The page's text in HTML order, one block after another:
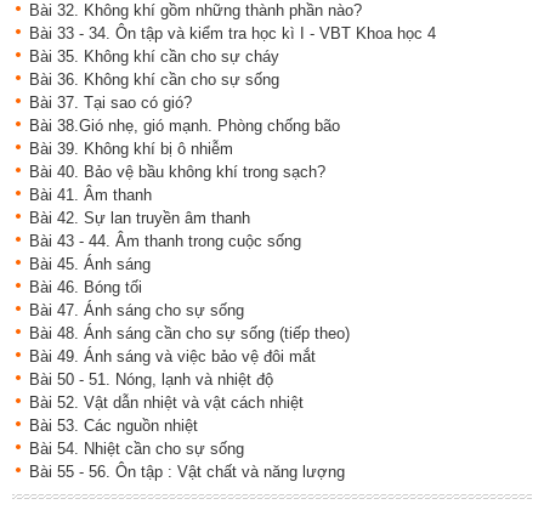
Bài 32. Không khí gồm những thành phần nào?
Bài 33 - 34. Ôn tập và kiểm tra học kì I - VBT Khoa học 4
Bài 35. Không khí cần cho sự cháy
Bài 36. Không khí cần cho sự sống
Bài 37. Tại sao có gió?
Bài 38.Gió nhẹ, gió mạnh. Phòng chống bão
Bài 39. Không khí bị ô nhiễm
Bài 40. Bảo vệ bầu không khí trong sạch?
Bài 41. Âm thanh
Bài 42. Sự lan truyền âm thanh
Bài 43 - 44. Âm thanh trong cuộc sống
Bài 45. Ánh sáng
Bài 46. Bóng tối
Bài 47. Ánh sáng cho sự sống
Bài 48. Ánh sáng cần cho sự sống (tiếp theo)
Bài 49. Ánh sáng và việc bảo vệ đôi mắt
Bài 50 - 51. Nóng, lạnh và nhiệt độ
Bài 52. Vật dẫn nhiệt và vật cách nhiệt
Bài 53. Các nguồn nhiệt
Bài 54. Nhiệt cần cho sự sống
Bài 55 - 56. Ôn tập : Vật chất và năng lượng